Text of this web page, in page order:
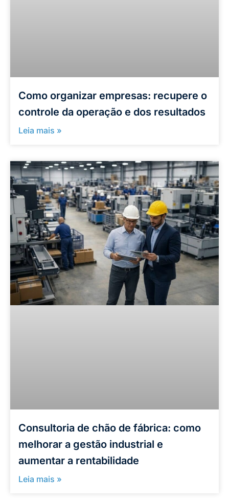
Como organizar empresas: recupere o
controle da operação e dos resultados
Leia mais »
Consultoria de chão de fábrica: como
melhorar a gestão industrial e
aumentar a rentabilidade
Leia mais »